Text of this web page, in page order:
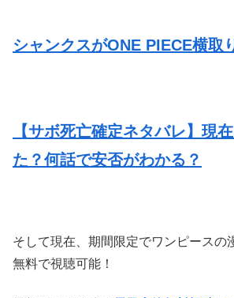
シャンクスがONE PIECE横取
【サボ死亡確定ネタバレ】現
た？何話で安否がわかる？
そして現在、期間限定でワンピースの
無料で視聴可能！